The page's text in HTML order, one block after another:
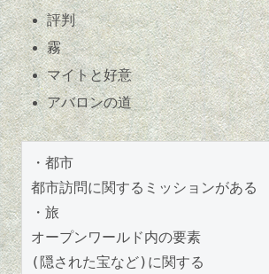
評判
霧
マイトと好意
アバロンの道
・都市
都市訪問に関するミッションがある
・旅
オープンワールド内の要素
(隠された宝など)に関する